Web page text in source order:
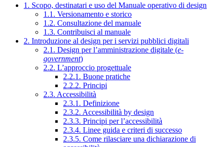
1. Scopo, destinatari e uso del Manuale operativo di design
1.1. Versionamento e storico
1.2. Consultazione del manuale
1.3. Contribuisci al manuale
2. Introduzione al design per i servizi pubblici digitali
2.1. Design per l’amministrazione digitale (e-
government)
2.2. L’approccio progettuale
2.2.1. Buone pratiche
2.2.2. Principi
2.3. Accessibilità
2.3.1. Definizione
2.3.2. Accessibilità by design
2.3.3. Principi per l’accessibilità
2.3.4. Linee guida e criteri di successo
2.3.5. Come rilasciare una dichiarazione di